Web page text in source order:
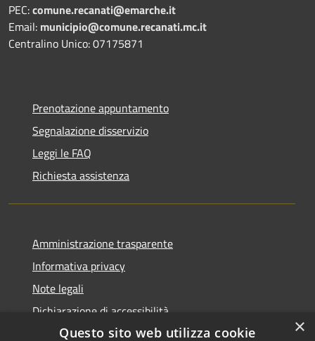
PEC:comune.recanati@emarche.it
Email: municipio@comune.recanati.mc.it
Centralino Unico: 07175871
Prenotazione appuntamento
Segnalazione disservizio
Leggi le FAQ
Richiesta assistenza
Amministrazione trasparente
Informativa privacy
Note legali
Dichiarazione di accessibilità
×
Questo sito web utilizza cookie